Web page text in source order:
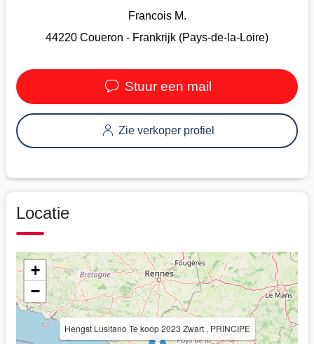
Francois M.
44220 Coueron - Frankrijk (Pays-de-la-Loire)
Stuur een mail
Zie verkoper profiel
Locatie
Hengst Lusitano Te koop 2023 Zwart , PRINCIPE
+
−